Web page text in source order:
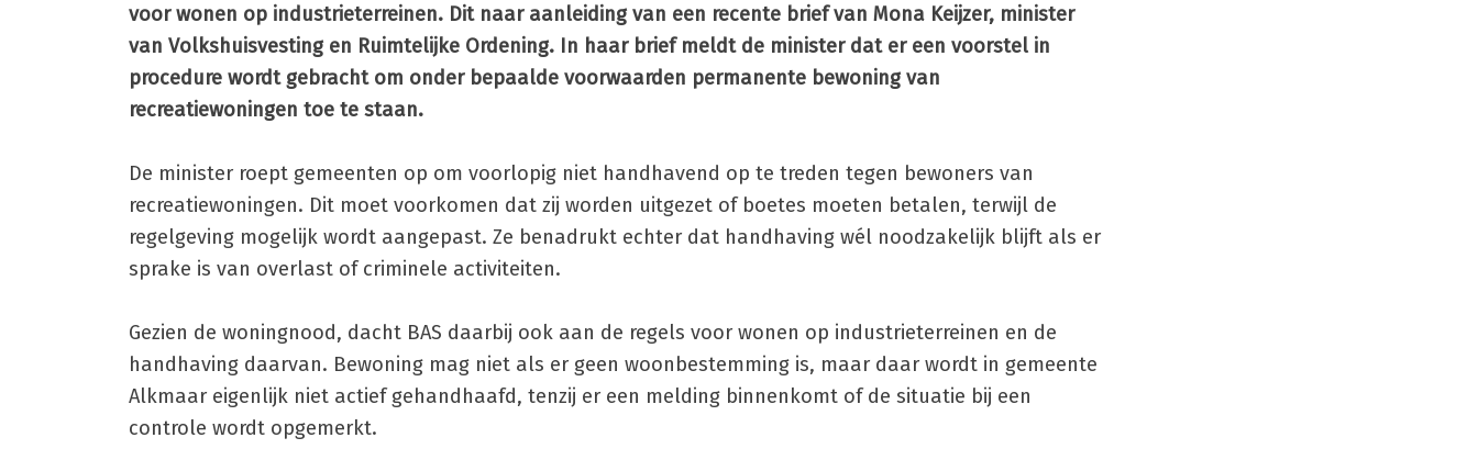
voor wonen op industrieterreinen. Dit naar aanleiding van een recente brief van Mona Keijzer, minister
van Volkshuisvesting en Ruimtelijke Ordening. In haar brief meldt de minister dat er een voorstel in
procedure wordt gebracht om onder bepaalde voorwaarden permanente bewoning van
recreatiewoningen toe te staan.
De minister roept gemeenten op om voorlopig niet handhavend op te treden tegen bewoners van
recreatiewoningen. Dit moet voorkomen dat zij worden uitgezet of boetes moeten betalen, terwijl de
regelgeving mogelijk wordt aangepast. Ze benadrukt echter dat handhaving wél noodzakelijk blijft als er
sprake is van overlast of criminele activiteiten.
Gezien de woningnood, dacht BAS daarbij ook aan de regels voor wonen op industrieterreinen en de
handhaving daarvan. Bewoning mag niet als er geen woonbestemming is, maar daar wordt in gemeente
Alkmaar eigenlijk niet actief gehandhaafd, tenzij er een melding binnenkomt of de situatie bij een
controle wordt opgemerkt.